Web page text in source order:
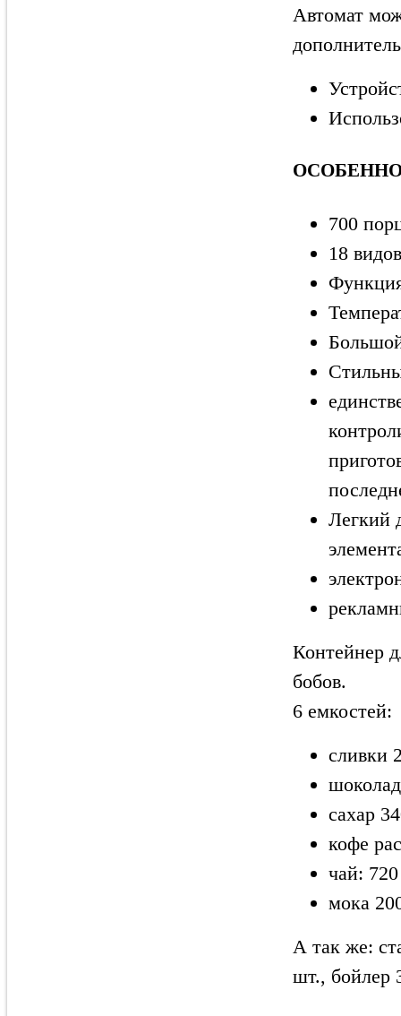
Автомат
700
18
Легкий
Контейнер
бобов.
6 емкостей:
сливки
сахар
кофе
чай: 720
мока
А так же:
шт., бойлер